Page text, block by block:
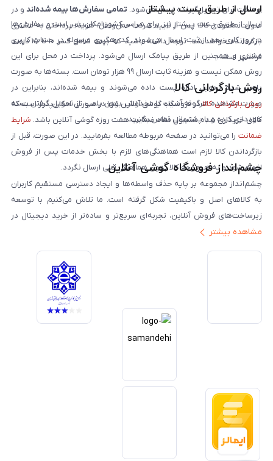
پرداخت برای تحویل‌گیرنده ارسال می‌شود. تمامی سفارش‌ها بیمه شده‌اند و در
صورت مفقودی کالا، پس از تایید شرکت حمل‌ونقل، هزینه پرداختی به مشتری
بازگردانده خواهد شد. توجه داشته باشید که بیمه شامل کسر ۱۰ تا ۱۵ درصد
فرانشیز است.
ارسال از طریق پست پیشتاز
ارسال از طریق پست پیشتاز نیز برای سراسر کشور امکان‌پذیر است و سفارش‌ها
در روز کاری بعد از ثبت، ارسال می‌شوند. کد رهگیری مرسوله در حساب کاربری
مشتری و همچنین از طریق پیامک ارسال می‌شود. پرداخت در محل برای این
روش ممکن نیست و هزینه ثابت ارسال ۹۹ هزار تومان است. بسته‌ها به صورت
پلمپ شده تحویل اداره پست داده می‌شوند و بیمه شده‌اند، بنابراین در
صورت مشاهده هرگونه آسیب یا مخدوش بودن پلمپ، از تحویل گرفتن بسته
خودداری کرده و با پشتیبانی تماس بگیرید.
روش بازگردانی کالا
روش بازگردانی کالادر فروشگاه گوشی آنلاین تنها در صورتی امکان‌پذیر است که
کالای خریداری شده مشمول مفاد ضمانت هفت روزه گوشی آنلاین باشد. شرایط
ضمانت را می‌توانید در صفحه مربوطه مطالعه بفرمایید. در این صورت، قبل از
بازگرداندن کالا لازم است هماهنگی‌های لازم با بخش خدمات پس از فروش
انجام شود و به هیچ‌وجه کالا بدون هماهنگی قبلی ارسال نگردد.
چشم‌انداز فروشگاه گوشی آنلاین
چشم‌انداز مجموعه بر پایه حذف واسطه‌ها و ایجاد دسترسی مستقیم کاربران
به کالاهای اصل و باکیفیت شکل گرفته است. ما تلاش می‌کنیم با توسعه
زیرساخت‌های فروش آنلاین، تجربه‌ای سریع‌تر و ساده‌تر از خرید دیجیتال در
ایران ارائه دهیم. تبدیل‌شدن به مرجعی قابل اعتماد برای خرید کالای دیجیتال،
خدمات و به‌روزرسانی مداوم محصولات، مسیر ما را روشن‌تر می‌کند. ما باور
داریم آینده بازار دیجیتال متعلق به کسب‌وکارهایی است که صداقت و شفافیت
را در اولویت قرار می‌دهند. گوشی آنلاین با تکیه بر تجربه و تخصص، با قدرت به
سمت تحقق این چشم‌انداز حرکت می‌کند.
مشاهده بیشتر